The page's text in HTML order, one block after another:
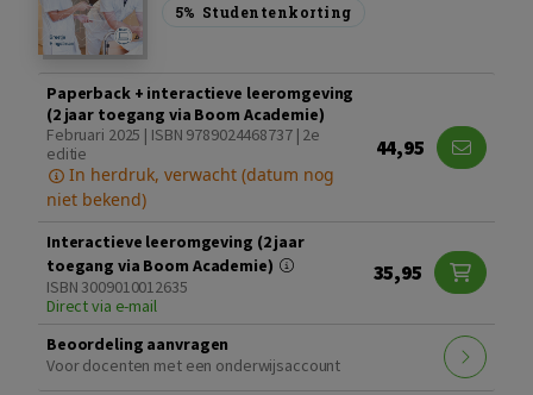
5% Studentenkorting
Paperback + interactieve leeromgeving
(2 jaar toegang via Boom Academie)
Februari 2025 | ISBN 9789024468737 | 2e
editie
In herdruk, verwacht (datum nog
niet bekend)
44,95
Interactieve leeromgeving (2 jaar
toegang via Boom Academie)
ISBN 3009010012635
Direct via e-mail
35,95
Beoordeling aanvragen
Voor docenten met een onderwijsaccount